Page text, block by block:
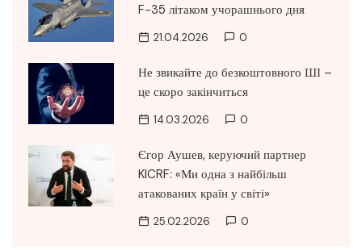
F-35 літаком учорашнього дня
21.04.2026 0
Не звикайте до безкоштовного ШІ –
це скоро закінчиться
14.03.2026 0
Єгор Аушев, керуючий партнер
KICRF: «Ми одна з найбільш
атакованих країн у світі»
25.02.2026 0